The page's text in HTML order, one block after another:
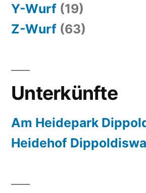
Y-Wurf (19)
Z-Wurf (63)
Unterkünfte
Am Heidepark
Heidehof